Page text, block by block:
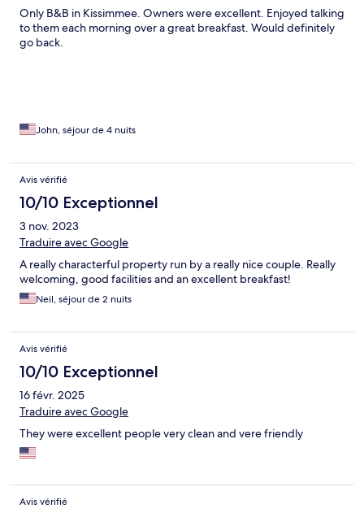
Only B&B in Kissimmee. Owners were excellent. Enjoyed talking
to them each morning over a great breakfast. Would definitely
go back.
John, séjour de 4 nuits
Avis vérifié
10/10 Exceptionnel
3 nov. 2023
Traduire avec Google
A really characterful property run by a really nice couple. Really
welcoming, good facilities and an excellent breakfast!
Neil, séjour de 2 nuits
Avis vérifié
10/10 Exceptionnel
16 févr. 2025
Traduire avec Google
They were excellent people very clean and vere friendly
Avis vérifié